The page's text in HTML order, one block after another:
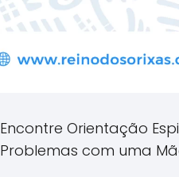
Encontre Orientação
Problemas com uma